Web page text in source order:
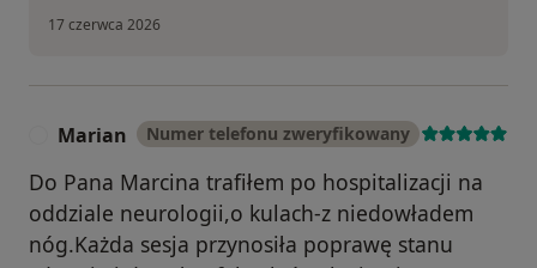
17 czerwca 2026
Marian Numer telefonu zweryfikowany
Do Pana Marcina trafiłem po hospitalizacji na
oddziale neurologii,o kulach-z niedowładem
nóg.Każda sesja przynosiła poprawę stanu